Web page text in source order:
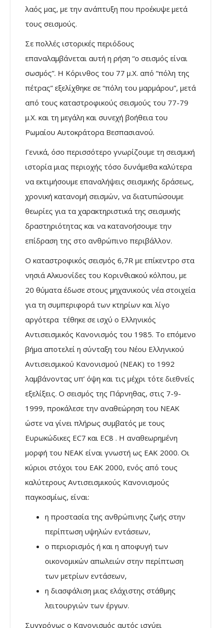
λαός μας, με την ανάπτυξη που προέκυψε μετά
τους σεισμούς.
Σε πολλές ιστορικές περιόδους
επαναλαμβάνεται αυτή η ρήση “ο σεισμός είναι
σωσμός”. Η Κόρινθος του 77 μ.Χ. από “πόλη της
πέτρας” εξελίχθηκε σε “πόλη του μαρμάρου”, μετά
από τους καταστροφικούς σεισμούς του 77-79
μ.Χ. και τη μεγάλη και συνεχή βοήθεια του
Ρωμαίου Αυτοκράτορα Βεσπασιανού.
Γενικά, όσο περισσότερο γνωρίζουμε τη σεισμική
ιστορία μιας περιοχής τόσο δυνάμεθα καλύτερα
να εκτιμήσουμε επαναλήψεις σεισμικής δράσεως,
χρονική κατανομή σεισμών, να διατυπώσουμε
θεωρίες για τα χαρακτηριστικά της σεισμικής
δραστηριότητας και να κατανοήσουμε την
επίδραση της στο ανθρώπινο περιβάλλον.
Ο καταστροφικός σεισμός 6,7R με επίκεντρο στα
νησιά Αλκυονίδες του Κορινθιακού κόλπου, με
20 θύματα έδωσε στους μηχανικούς νέα στοιχεία
για τη συμπεριφορά των κτηρίων και λίγο
αργότερα τέθηκε σε ισχύ ο Ελληνικός
Αντισεισμικός Κανονισμός του 1985. Το επόμενο
βήμα αποτελεί η σύνταξη του Νέου Ελληνικού
Αντισεισμικού Κανονισμού (ΝΕΑΚ) το 1992
λαμβάνοντας υπ’ όψη και τις μέχρι τότε διεθνείς
εξελίξεις. Ο σεισμός της Πάρνηθας, στις 7-9-
1999, προκάλεσε την αναθεώρηση του ΝΕΑΚ
ώστε να γίνει πλήρως συμβατός με τους
Ευρωκώδικες EC7 και EC8 . Η αναθεωρημένη
μορφή του ΝΕΑΚ είναι γνωστή ως ΕΑΚ 2000. Οι
κύριοι στόχοι του ΕΑΚ 2000, ενός από τους
καλύτερους Αντισεισμικούς Κανονισμούς
παγκοσμίως, είναι:
η προστασία της ανθρώπινης ζωής στην
περίπτωση υψηλών εντάσεων,
ο περιορισμός ή και η αποφυγή των
οικονομικών απωλειών στην περίπτωση
των μετρίων εντάσεων,
η διασφάλιση μιας ελάχιστης στάθμης
λειτουργιών των έργων.
Συγχρόνως ο Κανονισμός αυτός ισχύει